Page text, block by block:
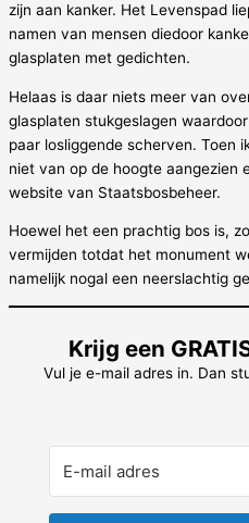
zijn aan kanker. Het Levenspad
namen van mensen diedoor
glasplaten met gedichten.
Helaas is daar niets meer van
glasplaten stukgeslagen
paar losliggende scherven. Toen
niet van op de hoogte aangezien
website van Staatsbosbeheer.
Hoewel het een prachtig bos is,
vermijden totdat het monument
namelijk nogal een neerslachtig
Krijg een
Vul je e-mail adres in. Dan